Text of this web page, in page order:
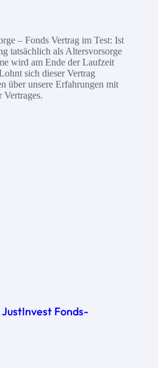
– Fonds Vertrag im Test: Ist
tatsächlich als Altersvorsorge
wird am Ende der Laufzeit
sich dieser Vertrag
über unsere Erfahrungen mit
Vertrages.
Fonds-